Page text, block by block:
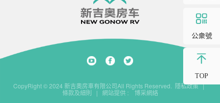
公衆號
TOP
CopyRight © 2024 新吉奧房車有限公司All Rights Reserved. 隱私政策 |
條款及細則
| 網站提供 : 博采網絡